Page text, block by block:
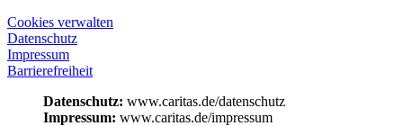
Cookies verwalten
Datenschutz
Impressum
Barrierefreiheit
Datenschutz: www.caritas.de/datenschutz
Impressum: www.caritas.de/impressum